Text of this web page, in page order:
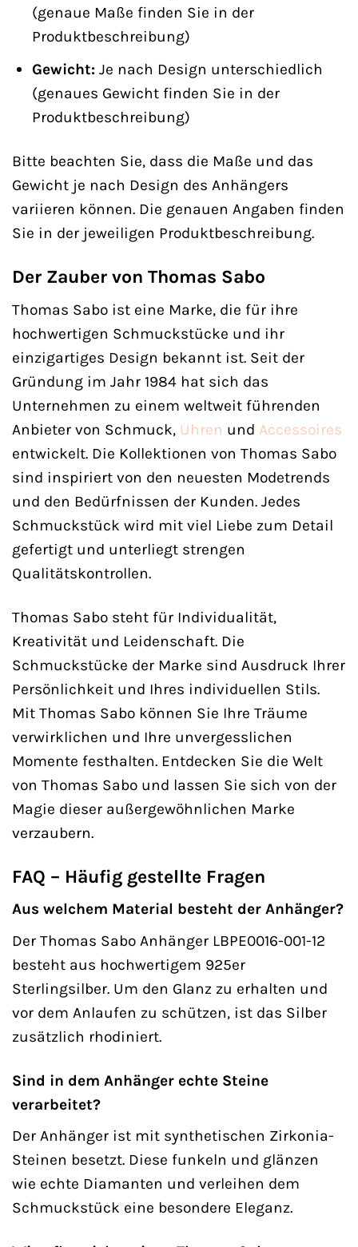
(genaue Maße finden Sie in der
Produktbeschreibung)
Gewicht:Je nach Design unterschiedlich
(genaues Gewicht finden Sie in der
Produktbeschreibung)
Bitte beachten Sie, dass die Maße und das
Gewicht je nach Design des Anhängers
variieren können. Die genauen Angaben finden
Sie in der jeweiligen Produktbeschreibung.
Der Zauber von Thomas Sabo
Thomas Sabo ist eine Marke, die für ihre
hochwertigen Schmuckstücke und ihr
einzigartiges Design bekannt ist. Seit der
Gründung im Jahr 1984 hat sich das
Unternehmen zu einem weltweit führenden
Anbieter von Schmuck, Uhren und Accessoires
entwickelt. Die Kollektionen von Thomas Sabo
sind inspiriert von den neuesten Modetrends
und den Bedürfnissen der Kunden. Jedes
Schmuckstück wird mit viel Liebe zum Detail
gefertigt und unterliegt strengen
Qualitätskontrollen.
Thomas Sabo steht für Individualität,
Kreativität und Leidenschaft. Die
Schmuckstücke der Marke sind Ausdruck Ihrer
Persönlichkeit und Ihres individuellen Stils.
Mit Thomas Sabo können Sie Ihre Träume
verwirklichen und Ihre unvergesslichen
Momente festhalten. Entdecken Sie die Welt
von Thomas Sabo und lassen Sie sich von der
Magie dieser außergewöhnlichen Marke
verzaubern.
FAQ – Häufig gestellte Fragen
Aus welchem Material besteht der Anhänger?
Der Thomas Sabo Anhänger LBPE0016-001-12
besteht aus hochwertigem 925er
Sterlingsilber. Um den Glanz zu erhalten und
vor dem Anlaufen zu schützen, ist das Silber
zusätzlich rhodiniert.
Sind in dem Anhänger echte Steine
verarbeitet?
Der Anhänger ist mit synthetischen Zirkonia-
Steinen besetzt. Diese funkeln und glänzen
wie echte Diamanten und verleihen dem
Schmuckstück eine besondere Eleganz.